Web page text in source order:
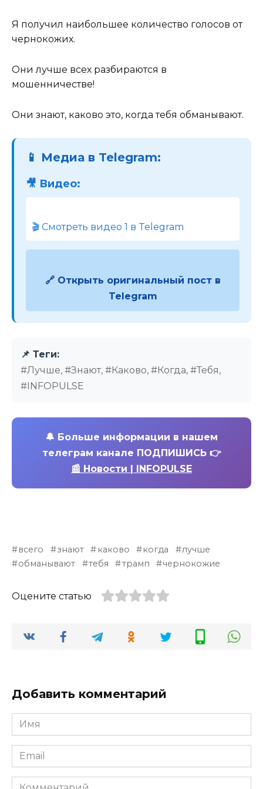
Я получил наибольшее количество голосов от
чернокожих.
Они лучше всех разбираются в
мошенничестве!
Они знают, каково это, когда тебя обманывают.
📱 Медиа в Telegram:
🎥 Видео:
🎬 Смотреть видео 1 в Telegram
🔗 Открыть оригинальный пост в
Telegram
📌 Теги:
#Лучше, #Знают, #Каково, #Когда, #Тебя,
#INFOPULSE
🔔 Больше информации в нашем
телеграм канале ПОДПИШИСЬ 👉
📰 Новости | INFOPULSE
всего знают каково когда
лучше
обманывают
тебя трамп чернокожие
Оцените статью
Добавить комментарий
Имя
*
Email
*
Комментарий